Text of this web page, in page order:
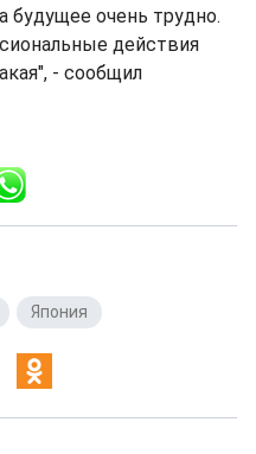
будущее очень трудно.
действия
- сообщил
Япония